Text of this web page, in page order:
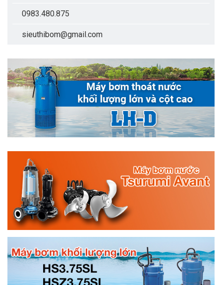
0983.480.875
sieuthibom@gmail.com